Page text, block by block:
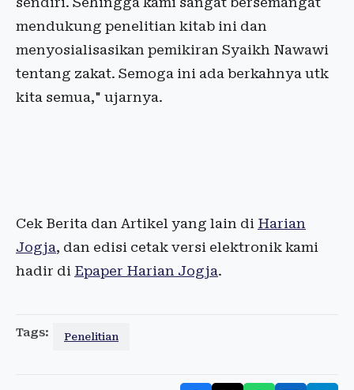
mendukung penelitian kitab ini dan
menyosialisasikan pemikiran Syaikh Nawawi
tentang zakat. Semoga ini ada berkahnya utk
kita semua," ujarnya.
Cek Berita dan Artikel yang lain di Harian
Jogja, dan edisi cetak versi elektronik kami
hadir di Epaper Harian Jogja.
Tags: Penelitian